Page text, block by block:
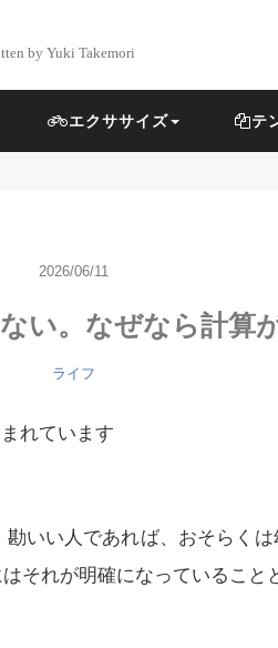
by Yuki Takemori
エクササイズ テ
2026/06/11
い。なぜなら計算
ライフ
れています
いい人であれば、おそらく
それが明確になっていること